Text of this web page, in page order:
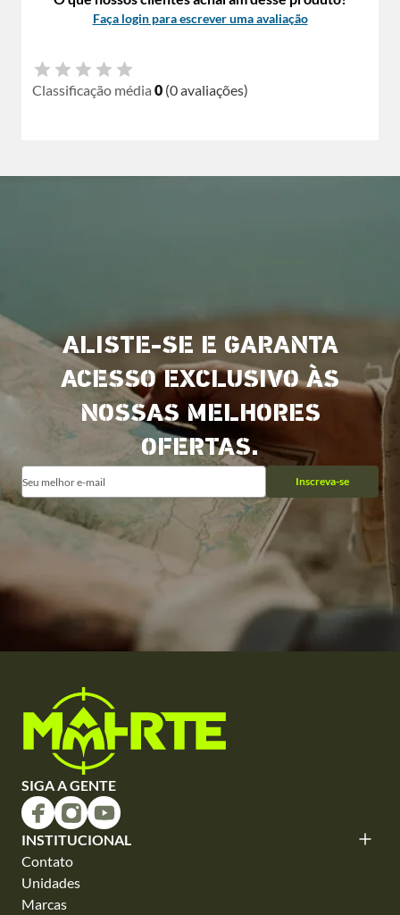
Faça login para escrever uma avaliação
Classificação média 0 (0 avaliações)
ALISTE-SE E GARANTA
ACESSO EXCLUSIVO ÀS
NOSSAS MELHORES
OFERTAS.
Inscreva-se
SIGA A GENTE
INSTITUCIONAL
Contato
Unidades
Marcas